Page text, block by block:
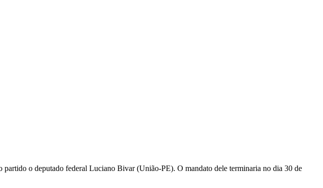
o deputado federal Luciano Bivar (União-PE). O mandato dele terminaria no dia 30 de